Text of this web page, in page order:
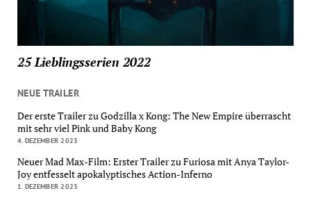
25 Lieblingsserien 2022
NEUE TRAILER
Der erste Trailer zu Godzilla x Kong: The New Empire überrascht
mit sehr viel Pink und Baby Kong
4. DEZEMBER 2023
Neuer Mad Max-Film: Erster Trailer zu Furiosa mit Anya Taylor-
Joy entfesselt apokalyptisches Action-Inferno
1. DEZEMBER 2023